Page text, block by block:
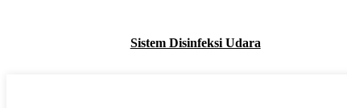
Sistem Disinfeksi Udara